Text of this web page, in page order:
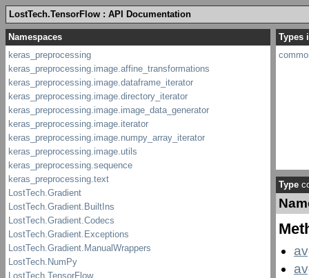
LostTech.TensorFlow : API Documentation
Types
Type